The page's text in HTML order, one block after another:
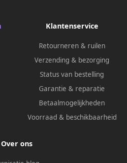
Klantenservice
Retourneren & ruilen
Verzending & bezorging
Status van bestelling
Garantie & reparatie
Betaalmogelijkheden
Voorraad & beschikbaarheid
Over ons